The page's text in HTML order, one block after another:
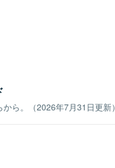
ら。（2026年7月31日更新）